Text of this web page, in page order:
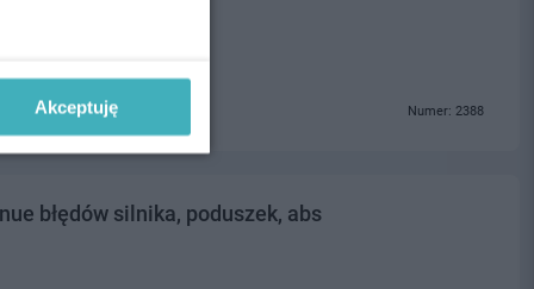
Numer: 2388
błędów silnika, poduszek, abs
Akceptuję